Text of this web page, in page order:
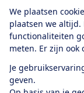
We plaatsen
plaatsen we altijd.
functionaliteiten
meten. Er zijn ook
Je
geven.